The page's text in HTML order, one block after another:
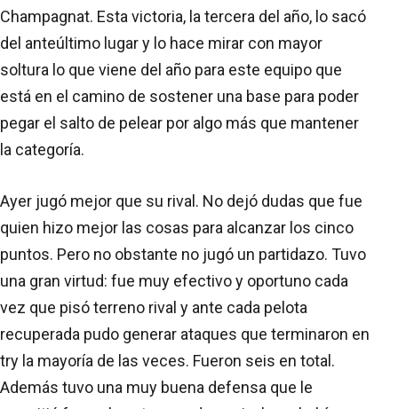
Champagnat. Esta victoria, la tercera del año, lo sacó
del anteúltimo lugar y lo hace mirar con mayor
soltura lo que viene del año para este equipo que
está en el camino de sostener una base para poder
pegar el salto de pelear por algo más que mantener
la categoría.
Ayer jugó mejor que su rival. No dejó dudas que fue
quien hizo mejor las cosas para alcanzar los cinco
puntos. Pero no obstante no jugó un partidazo. Tuvo
una gran virtud: fue muy efectivo y oportuno cada
vez que pisó terreno rival y ante cada pelota
recuperada pudo generar ataques que terminaron en
try la mayoría de las veces. Fueron seis en total.
Además tuvo una muy buena defensa que le